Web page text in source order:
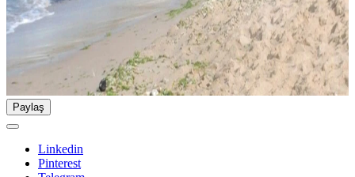
Paylaş
Linkedin
Pinterest